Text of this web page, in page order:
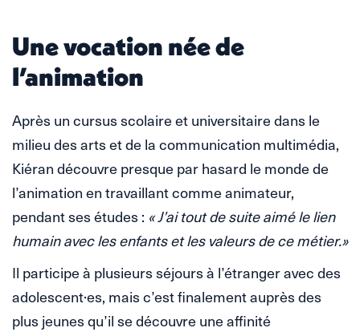
Une vocation née de
l’animation
Après un cursus scolaire et universitaire dans le
milieu des arts et de la communication multimédia,
Kiéran découvre presque par hasard le monde de
l’animation en travaillant comme animateur,
pendant ses études : « J’ai tout de suite aimé le lien
humain avec les enfants et les valeurs de ce métier.»
Il participe à plusieurs séjours à l’étranger avec des
adolescent·es, mais c’est finalement auprès des
plus jeunes qu’il se découvre une affinité